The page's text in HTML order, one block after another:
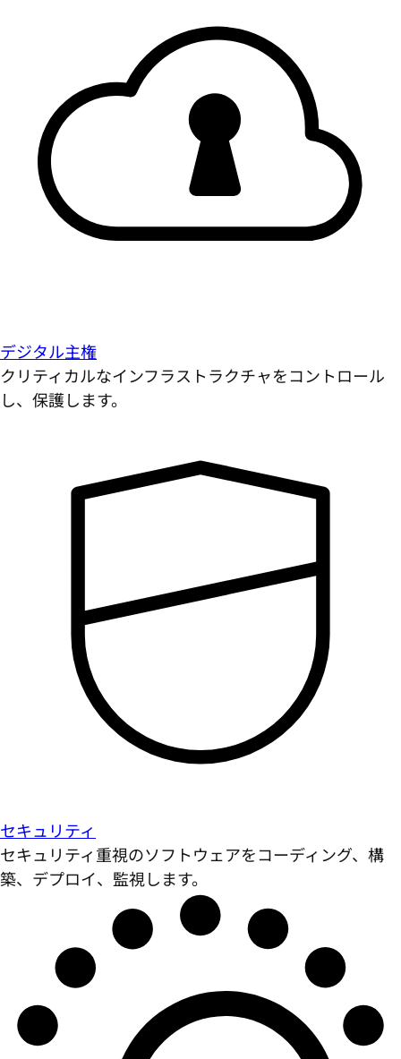
デジタル主権
クリティカルなインフラストラクチャをコントロール
し、保護します。
セキュリティ
セキュリティ重視のソフトウェアをコーディング、構
築、デプロイ、監視します。